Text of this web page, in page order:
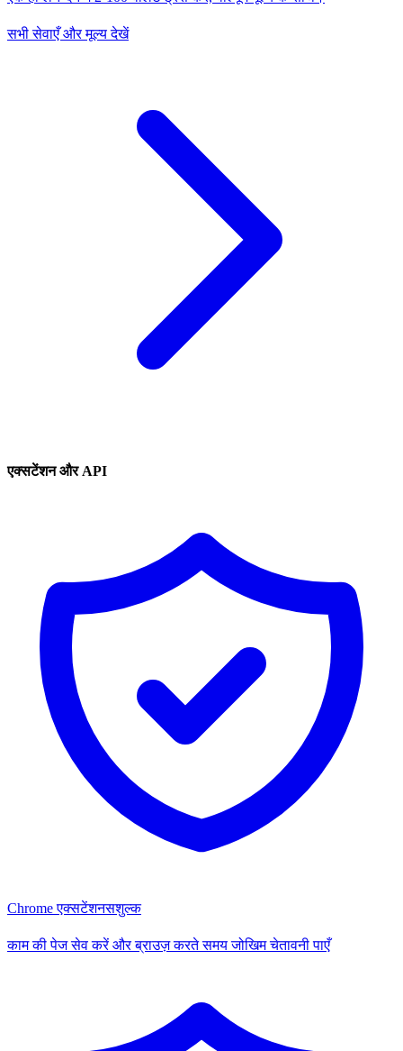
सभी सेवाएँ और मूल्य देखें
एक्सटेंशन और API
Chrome एक्सटेंशनसशुल्क
काम की पेज सेव करें और ब्राउज़ करते समय जोखिम चेतावनी पाएँ